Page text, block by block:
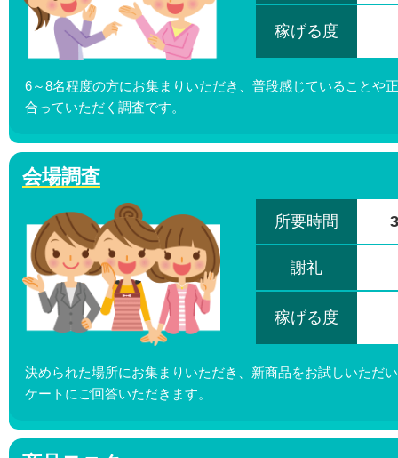
稼げる度
6～8名程度の方にお集まりいただき、普段感じていることや
合っていただく調査です。
会場調査
所要時間
謝礼
稼げる度
決められた場所にお集まりいただき、新商品をお試しいただ
ケートにご回答いただきます。